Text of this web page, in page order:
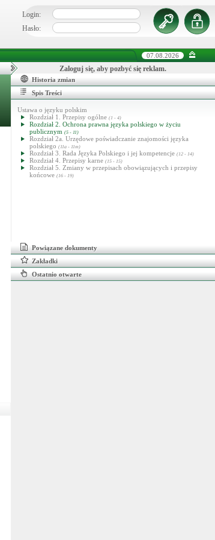
Login:
Hasło:
07.08.2026
Zaloguj się, aby pozbyć się reklam.
Historia zmian
Spis Treści
Ustawa o języku polskim
Rozdział 1. Przepisy ogólne (1 - 4)
Rozdział 2. Ochrona prawna języka polskiego w życiu
publicznym (5 - 11)
Rozdział 2a. Urzędowe poświadczanie znajomości języka
polskiego (11a - 11m)
Rozdział 3. Rada Języka Polskiego i jej kompetencje (12 - 14)
Rozdział 4. Przepisy karne (15 - 15)
Rozdział 5. Zmiany w przepisach obowiązujących i przepisy
końcowe (16 - 19)
Powiązane dokumenty
Zakładki
Ostatnio otwarte